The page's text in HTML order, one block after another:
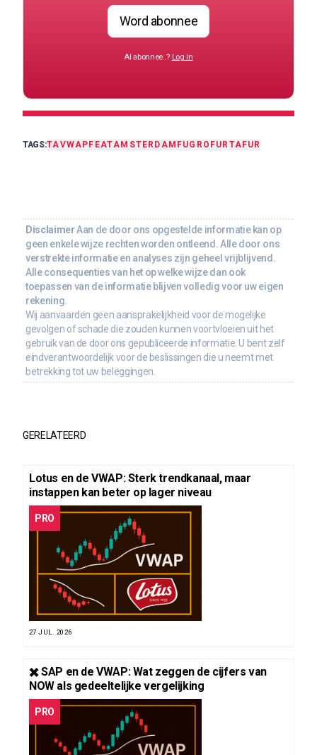
Word abonnee
Al abonnee..? Log in
TAGS:TAVWAP FEATAMSTERDAM FUGRO FURTA FUR
Disclaimer Aan de door ons opgestelde informatie kan op
geen enkele wijze rechten worden ontleend. Alle door ons
verstrekte informatie en analyses zijn geheel vrijblijvend.
Alle consequenties van het op welke wijze dan ook
toepassen van de informatie blijven volledig voor uw eigen
rekening.
Wij aanvaarden geen aansprakelijkheid voor de mogelijke
gevolgen of schade die zouden kunnen voortvloeien uit het
gebruik van de door ons gepubliceerde informatie. U bent zelf
eindverantwoordelijk voor de beslissingen die u neemt met
betrekking tot uw beleggingen.
GERELATEERD
Lotus en de VWAP: Sterk trendkanaal, maar
instappen kan beter op lager niveau
PRO
27 JUL. 2026
✖️ SAP en de VWAP: Wat zeggen de cijfers van
NOW als gedeeltelijke vergelijking
PRO